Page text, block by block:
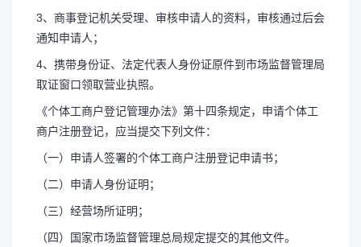
3、商事登记机关受理、审核申请人的资料，审核通过后会
通知申请人；
4、携带身份证、法定代表人身份证原件到市场监督管理局
取证窗口领取营业执照。
《个体工商户登记管理办法》第十四条规定，申请个体工
商户注册登记，应当提交下列文件：
（一）申请人签署的个体工商户注册登记申请书；
（二）申请人身份证明；
（三）经营场所证明；
（四）国家市场监督管理总局规定提交的其他文件。